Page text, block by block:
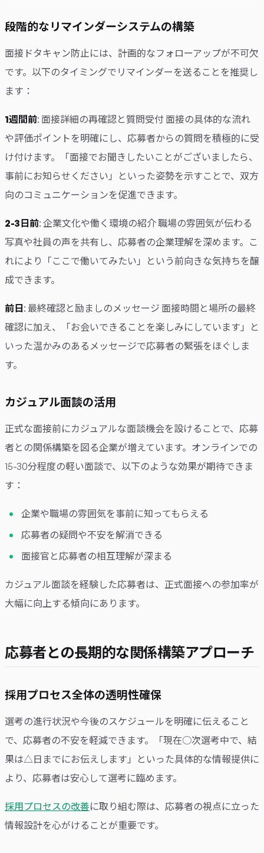
段階的なリマインダーシステムの構築
面接ドタキャン防止には、計画的なフォローアップが不可欠
です。以下のタイミングでリマインダーを送ることを推奨し
ます：
1週間前: 面接詳細の再確認と質問受付 面接の具体的な流れ
や評価ポイントを明確にし、応募者からの質問を積極的に受
け付けます。「面接でお聞きしたいことがございましたら、
事前にお知らせください」といった姿勢を示すことで、双方
向のコミュニケーションを促進できます。
2-3日前: 企業文化や働く環境の紹介 職場の雰囲気が伝わる
写真や社員の声を共有し、応募者の企業理解を深めます。こ
れにより「ここで働いてみたい」という前向きな気持ちを醸
成できます。
前日: 最終確認と励ましのメッセージ 面接時間と場所の最終
確認に加え、「お会いできることを楽しみにしています」と
いった温かみのあるメッセージで応募者の緊張をほぐしま
す。
カジュアル面談の活用
正式な面接前にカジュアルな面談機会を設けることで、応募
者との関係構築を図る企業が増えています。オンラインでの
15-30分程度の軽い面談で、以下のような効果が期待できま
す：
企業や職場の雰囲気を事前に知ってもらえる
応募者の疑問や不安を解消できる
面接官と応募者の相互理解が深まる
カジュアル面談を経験した応募者は、正式面接への参加率が
大幅に向上する傾向にあります。
応募者との長期的な関係構築アプローチ
採用プロセス全体の透明性確保
選考の進行状況や今後のスケジュールを明確に伝えること
で、応募者の不安を軽減できます。「現在○次選考中で、結
果は△日までにお伝えします」といった具体的な情報提供に
より、応募者は安心して選考に臨めます。
採用プロセスの改善に取り組む際は、応募者の視点に立った
情報設計を心がけることが重要です。